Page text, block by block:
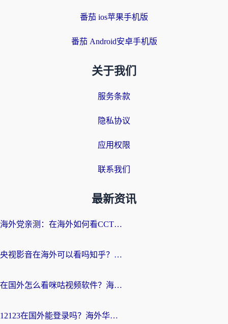
番茄 ios苹果手机版
番茄 Android安卓手机版
关于我们
服务条款
隐私协议
应用权限
联系我们
最新资讯
海外党亲测：在海外如何看CCTV？告别“仅限大陆播放”的实用指南
央视影音在海外可以看吗知乎？留学生亲测：3步解决地域限制+追剧自由
在国外怎么看咪咕视频软件？海外党亲测有效的回国加速方案
12123在国外能登录吗？海外华人必看的回国加速实用指南